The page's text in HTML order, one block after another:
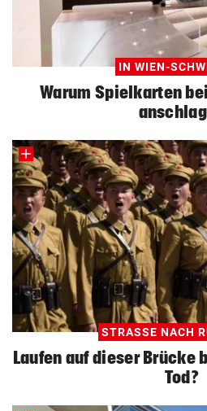
IN WIEN-
Warum Spielkarten
STRASSE NACH
Laufen auf dieser Brücke
Tod?